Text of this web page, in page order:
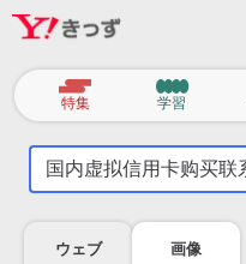
カ
テ
特集 学習
気
ウェブ 画像